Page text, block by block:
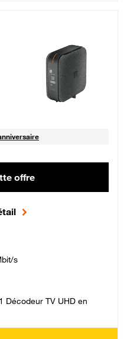
€ par mois, Sans engagement
offre
s
Décodeur TV UHD en